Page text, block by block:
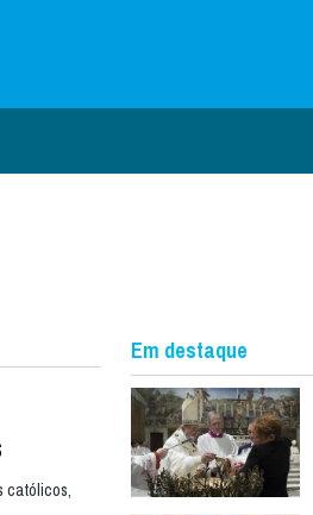
católicos,
Em destaque